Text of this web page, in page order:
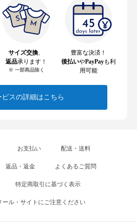
サイズ交換
返品承ります！
※ 一部商品除く
豊富な決済！
後払いやPayPayも利
用可能
ビスの詳細はこちら
お支払い 配送・送料
返品・返金 よくあるご質問
特定商取引に基づく表示
ール・サイトにご注意ください